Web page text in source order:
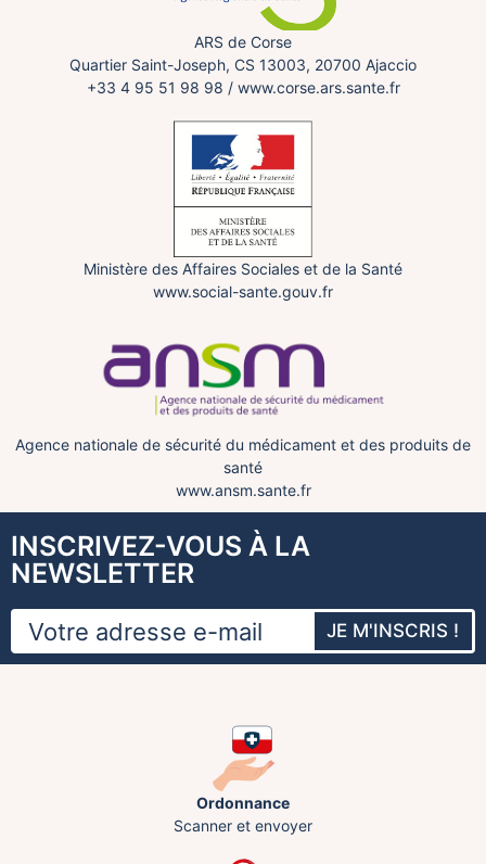
ARS de Corse
Quartier Saint-Joseph, CS 13003, 20700 Ajaccio
+33 4 95 51 98 98 / www.corse.ars.sante.fr
Ministère des Affaires Sociales et de la Santé
www.social-sante.gouv.fr
Agence nationale de sécurité du médicament et des produits de
santé
www.ansm.sante.fr
INSCRIVEZ-VOUS À LA
NEWSLETTER
JE M'INSCRIS !
Ordonnance
Scanner et envoyer